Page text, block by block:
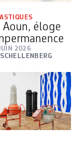
Aoun, éloge
2026